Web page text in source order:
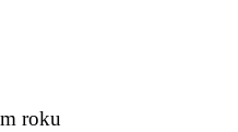
roku